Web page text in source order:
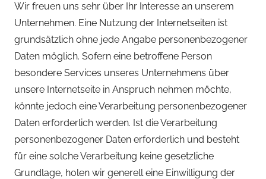
Wir freuen uns sehr über Ihr Interesse an unserem
Unternehmen. Eine Nutzung der Internetseiten ist
grundsätzlich ohne jede Angabe personenbezogener
Daten möglich. Sofern eine betroffene Person
besondere Services unseres Unternehmens über
unsere Internetseite in Anspruch nehmen möchte,
könnte jedoch eine Verarbeitung personenbezogener
Daten erforderlich werden. Ist die Verarbeitung
personenbezogener Daten erforderlich und besteht
für eine solche Verarbeitung keine gesetzliche
Grundlage, holen wir generell eine Einwilligung der